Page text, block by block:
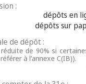
:
dépôts en
dépôts sur
de dépôt :
de 90% si
à l’annexe C(IB)).